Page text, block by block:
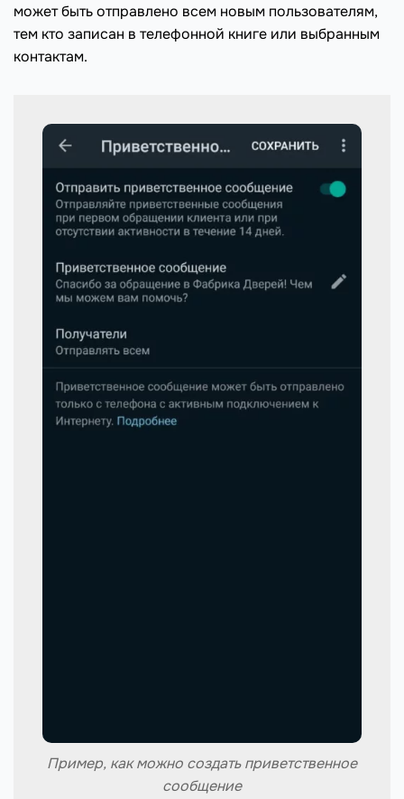
может быть отправлено всем новым пользователям,
тем кто записан в телефонной книге или выбранным
контактам.
Пример, как можно создать приветственное
сообщение